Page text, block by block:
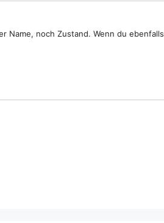
Name, noch Zustand. Wenn du ebenfalls